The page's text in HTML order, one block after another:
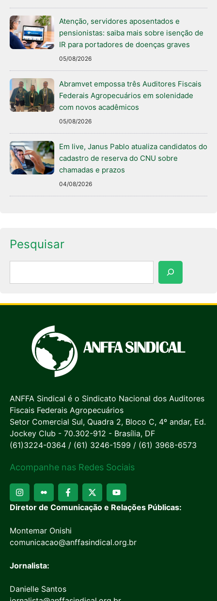
Atenção, servidores aposentados e
pensionistas: saiba mais sobre isenção de
IR para portadores de doenças graves
05/08/2026
Abramvet empossa três Auditores Fiscais
Federais Agropecuários em solenidade
com novos acadêmicos
05/08/2026
Em live, Janus Pablo atualiza candidatos do
cadastro de reserva do CNU sobre
chamadas e prazos
04/08/2026
Pesquisar
ANFFA Sindical é o Sindicato Nacional dos Auditores
Fiscais Federais Agropecuários
Setor Comercial Sul, Quadra 2, Bloco C, 4º andar, Ed.
Jockey Club - 70.302-912 - Brasília, DF
(61)3224-0364 / (61) 3246-1599 / (61) 3968-6573
Acompanhe nas Redes Sociais
Diretor de Comunicação e Relações Públicas:
Montemar Onishi
comunicacao@anffasindical.org.br
Jornalista:
Danielle Santos